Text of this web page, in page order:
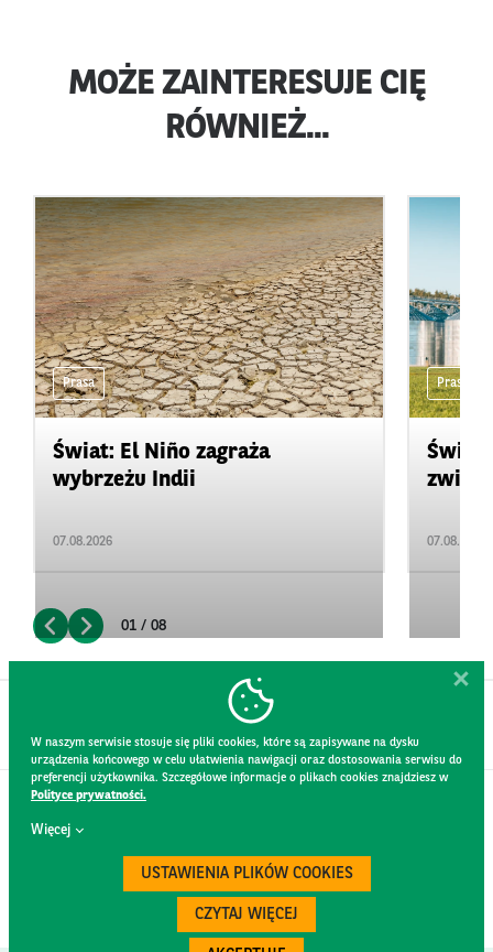
MOŻE ZAINTERESUJE CIĘ
RÓWNIEŻ...
Prasa
Świat: El Niño zagraża
wybrzeżu Indii
07.08.2026
Prasa
07.08.2026
01 / 08
W naszym serwisie stosuje się pliki cookies, które są zapisywane na dysku
urządzenia końcowego w celu ułatwienia nawigacji oraz dostosowania serwisu do
preferencji użytkownika. Szczegółowe informacje o plikach cookies znajdziesz w
Polityce prywatności.
Więcej
USTAWIENIA PLIKÓW COOKIES
CZYTAJ WIĘCEJ
KONTAKT
REGULAMIN STRONY
POLITYKA PRYWATNOŚCI